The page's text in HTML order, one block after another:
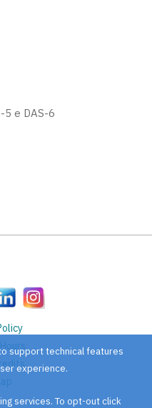
5 e DAS-6
support technical features
experience.
services. To opt-out click